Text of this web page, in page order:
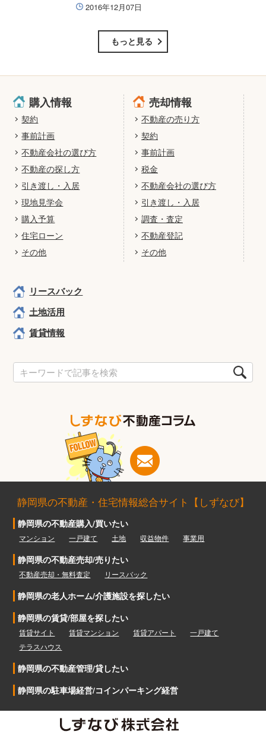
2016年12月07日
もっと見る
購入情報
契約
事前計画
不動産会社の選び方
不動産の探し方
引き渡し・入居
現地見学会
購入予算
住宅ローン
その他
売却情報
不動産の売り方
契約
事前計画
税金
不動産会社の選び方
引き渡し・入居
調査・査定
不動産登記
その他
リースバック
土地活用
賃貸情報
静岡県の不動産・住宅情報総合サイト【しずなび】
静岡県の不動産購入/買いたい
マンション 一戸建て 土地 収益物件 事業用
静岡県の不動産売却/売りたい
不動産売却・無料査定 リースバック
静岡県の老人ホーム/介護施設を探したい
静岡県の賃貸/部屋を探したい
賃貸サイト 賃貸マンション 賃貸アパート
一戸建て
テラスハウス
静岡県の不動産管理/貸したい
静岡県の駐車場経営/コインパーキング経営